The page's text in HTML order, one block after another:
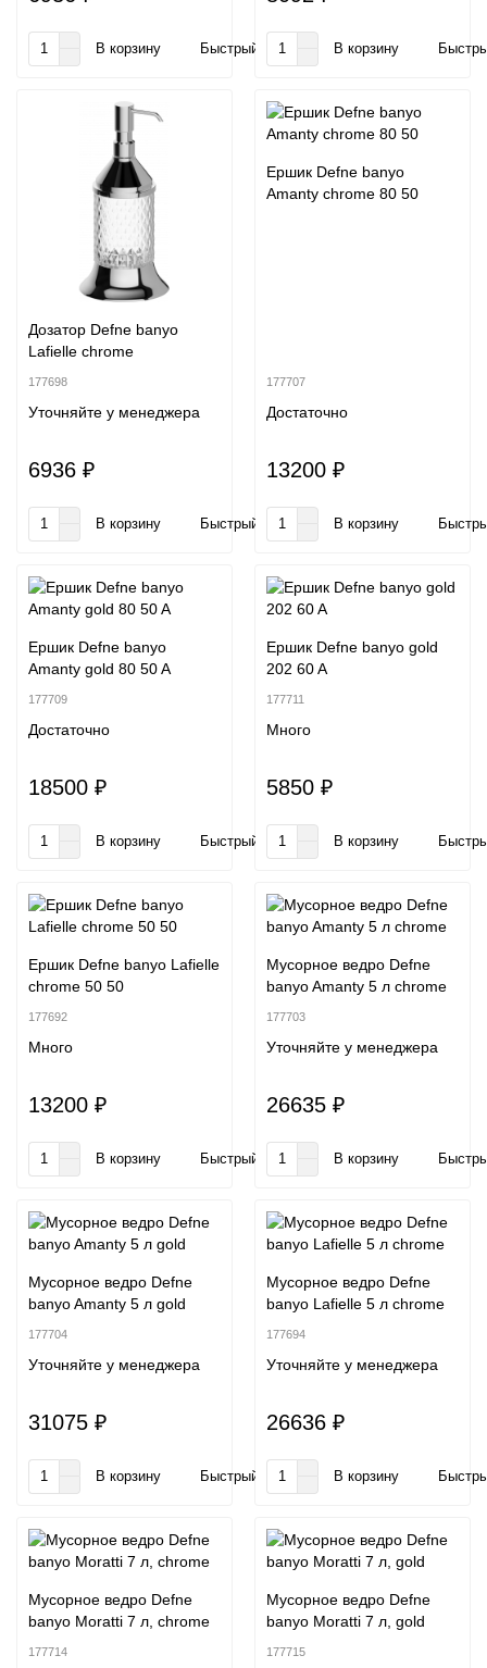
В корзину Быстрый заказ В корзину
Дозатор Defne banyo
Lafielle chrome
177698
Уточняйте у менеджера
6936 ₽
В корзину Быстрый заказ
Ершик Defne banyo
Amanty chrome 80 50
177707
Достаточно
13200 ₽
В корзину
Ершик Defne banyo
Amanty gold 80 50 A
177709
Достаточно
18500 ₽
В корзину Быстрый заказ
Ершик Defne banyo gold
202 60 A
177711
Много
5850 ₽
В корзину
Ершик Defne banyo Lafielle
chrome 50 50
177692
Много
13200 ₽
В корзину Быстрый заказ
Мусорное ведро Defne
banyo Amanty 5 л chrome
177703
Уточняйте у менеджера
26635 ₽
В корзину
Мусорное ведро Defne
banyo Amanty 5 л gold
177704
Уточняйте у менеджера
31075 ₽
В корзину Быстрый заказ
Мусорное ведро Defne
banyo Lafielle 5 л chrome
177694
Уточняйте у менеджера
26636 ₽
В корзину
Мусорное ведро Defne
banyo Moratti 7 л, chrome
177714
Мусорное ведро Defne
banyo Moratti 7 л, gold
177715